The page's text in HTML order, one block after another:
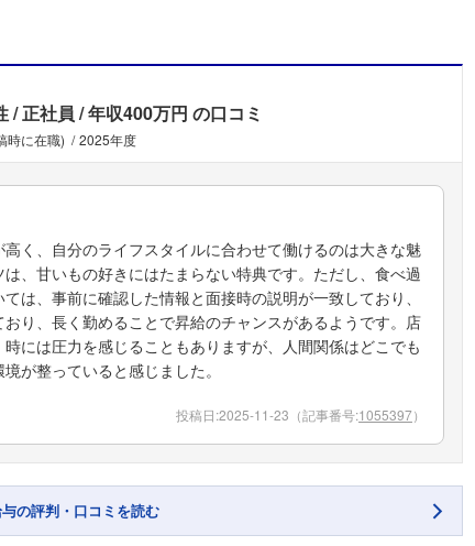
正社員 年収400万円 の口コミ
時に在職) 2025年度
く、自分のライフスタイルに合わせて働けるのは大きな魅
、甘いもの好きにはたまらない特典です。ただし、食べ過
は、事前に確認した情報と面接時の説明が一致しており、
り、長く勤めることで昇給のチャンスがあるようです。店
には圧力を感じることもありますが、人間関係はどこでも
が整っていると感じました。
投稿日:2025-11-23 （記事番号:1055397）
の評判・口コミを読む